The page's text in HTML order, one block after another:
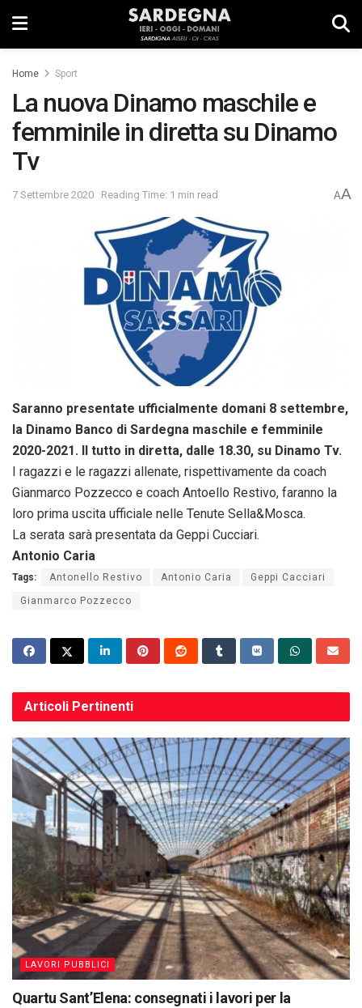
Home Sport
La nuova Dinamo maschile e
femminile in diretta su Dinamo
Tv
7 Settembre 2020 Reading Time: 1 min read AA
Saranno presentate ufficialmente domani 8 settembre,
la Dinamo Banco di Sardegna maschile e femminile
2020-2021. Il tutto in diretta, dalle 18.30, su Dinamo Tv.
I ragazzi e le ragazzi allenate, rispettivamente da coach
Gianmarco Pozzecco e coach Antoello Restivo, faranno la
loro prima uscita ufficiale nelle Tenute Sella&Mosca.
La serata sarà presentata da Geppi Cucciari.
Antonio Caria
Tags: Antonello Restivo Antonio Caria Geppi Cacciari
Gianmarco Pozzecco
Articoli Pertinenti
LAVORI PUBBLICI
Quartu Sant’Elena: consegnati i lavori per la